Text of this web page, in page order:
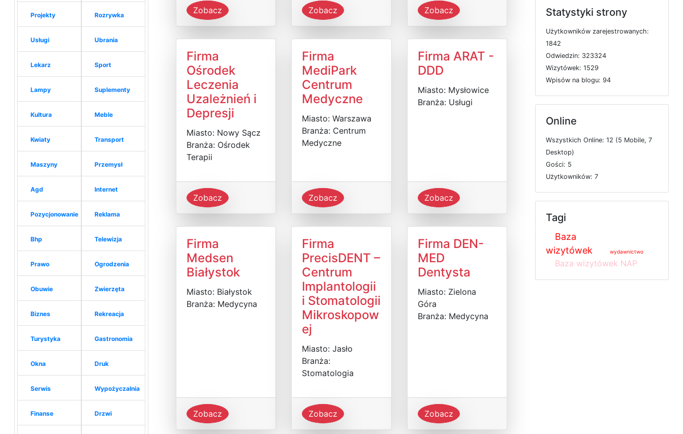
Projekty
Usługi
Lekarz
Lampy
Kultura
Kwiaty
Maszyny
Agd
Pozycjonowanie
Bhp
Prawo
Obuwie
Biznes
Turystyka
Okna
Serwis
Finanse
Rozrywka
Ubrania
Sport
Suplementy
Meble
Transport
Przemysł
Internet
Reklama
Telewizja
Ogrodzenia
Zwierzęta
Rekreacja
Gastronomia
Druk
Wypożyczalnia
Drzwi
Zobacz Zobacz Zobacz
Firma
Ośrodek
Leczenia
Uzależnień i
Depresji
Miasto: Nowy Sącz
Branża: Ośrodek
Terapii
Zobacz
Firma
MediPark
Centrum
Medyczne
Miasto: Warszawa
Branża: Centrum
Medyczne
Zobacz
Firma ARAT -
DDD
Miasto: Mysłowice
Branża: Usługi
Zobacz
Firma
Medsen
Białystok
Miasto: Białystok
Branża: Medycyna
Zobacz
Firma
PrecisDENT –
Centrum
Implantologii
i Stomatologii
Mikroskopow
ej
Miasto: Jasło
Branża:
Stomatologia
Zobacz
Firma DEN-
MED
Dentysta
Miasto: Zielona
Góra
Branża: Medycyna
Zobacz
Statystyki strony
Użytkowników zarejestrowanych:
1842
Odwiedzin: 323324
Wizytówek: 1529
Wpisów na blogu: 94
Online
Wszystkich Online: 12 (5 Mobile, 7
Desktop)
Gości: 5
Użytkowników: 7
Tagi
Baza
wizytówek
wydawnictwo
Baza wizytówek NAP